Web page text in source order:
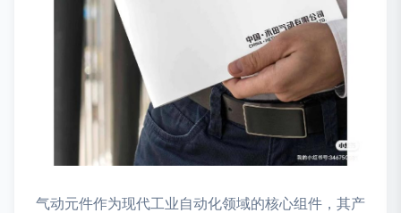
气动元件作为现代工业自动化领域的核心组件，其产